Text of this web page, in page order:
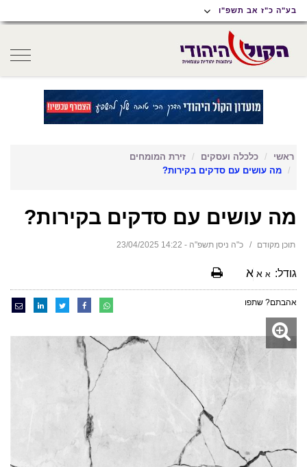
תפריט
נגישות
תפריט
ראשי
תוכן
ראשי
בע"ה כ"ז אב תשפ"ו
ראשי כלכלה ועסקים
זירת המומחים
מה עושים עם סדקים בקירות?
מה עושים עם סדקים בקירות?
תוכן מקודם כ"ה ניסן תשפ"ה - 14:22 23/04/2025
גודל: א א א
אהבתם? שתפו